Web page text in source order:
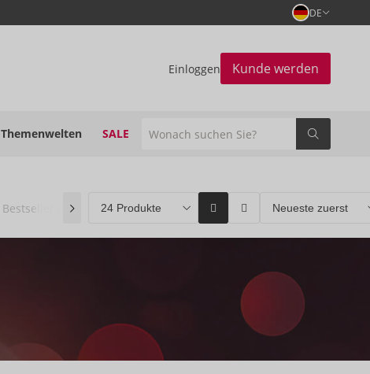
DE
Einloggen Kunde werden
Themenwelten SALE
Bestseller